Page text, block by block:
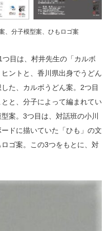
、分子模型案、ひもロゴ案
目は、村井先生の「カルボ
ントと、香川県出身でうどん
た、カルボうどん案。2つ目
と、分子によって編まれてい
案。3つ目は、対話班の小川
ドに描いていた「ひも」の文
ゴ案。この3つをもとに、対